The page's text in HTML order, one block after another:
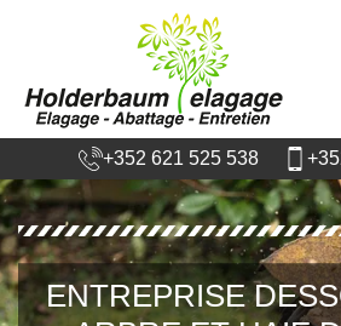
+352 621 525 538
ENTREPRISE